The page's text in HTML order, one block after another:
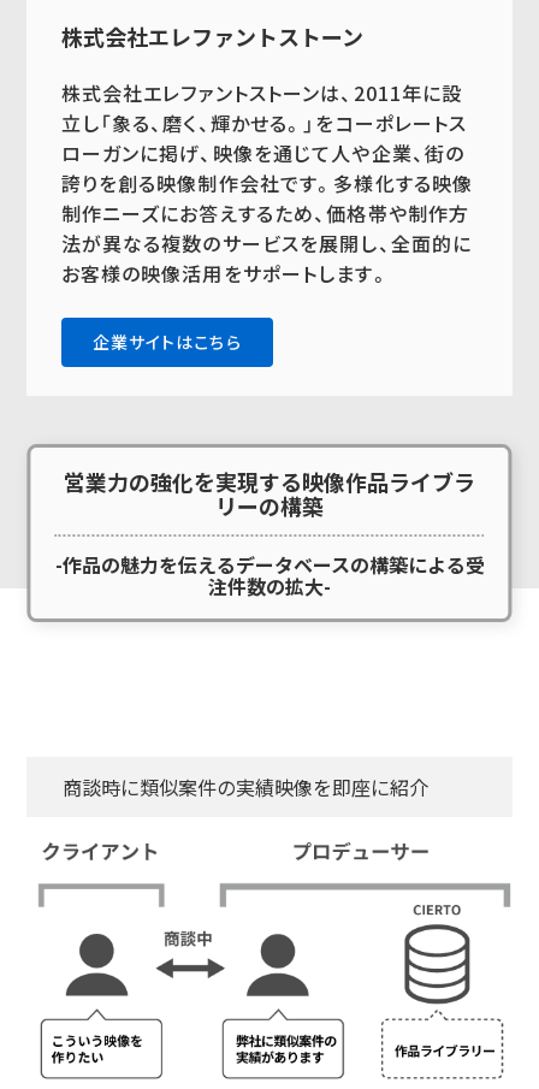
株式会社エレファントストーン
株式会社エレファントストーンは、2011年に設
立し「象る、磨く、輝かせる。」をコーポレートス
ローガンに掲げ、映像を通じて人や企業、街の
誇りを創る映像制作会社です。多様化する映像
制作ニーズにお答えするため、価格帯や制作方
法が異なる複数のサービスを展開し、全面的に
お客様の映像活用をサポートします。
企業サイトはこちら
営業力の強化を実現する映像作品ライブラ
リーの構築
-作品の魅力を伝えるデータベースの構築による受
注件数の拡大-
商談時に類似案件の実績映像を即座に紹介